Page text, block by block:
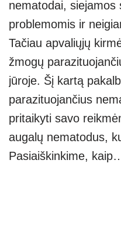
nematodai, siejamos
problemomis ir
Tačiau apvaliųjų
žmogų
jūroje. Šį kartą
parazituojančius
pritaikyti savo
augalų nematodus,
Pasiaiškinkime,